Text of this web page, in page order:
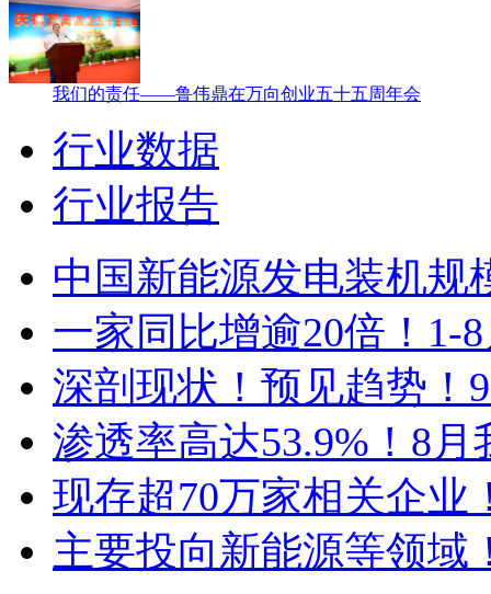
我们的责任——鲁伟鼎在万向创业五十五周年会
行业数据
行业报告
中国新能源发电装机规
一家同比增逾20倍！1-
深剖现状！预见趋势！
渗透率高达53.9%！8
现存超70万家相关企业
主要投向新能源等领域